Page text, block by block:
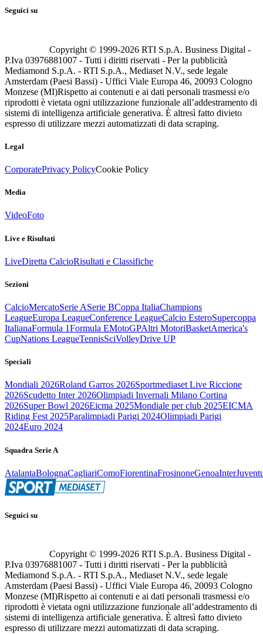
Seguici su
Copyright © 1999-2026 RTI S.p.A. Business Digital -
P.Iva 03976881007 - Tutti i diritti riservati - Per la pubblicità
Mediamond S.p.A. - RTI S.p.A., Mediaset N.V., sede legale
Amsterdam (Paesi Bassi) - Uffici Viale Europa 46, 20093 Cologno
Monzese (MI)Rispetto ai contenuti e ai dati personali trasmessi e/o
riprodotti è vietata ogni utilizzazione funzionale all’addestramento di
sistemi di intelligenza artificiale generativa. È altresì fatto divieto
espresso di utilizzare mezzi automatizzati di data scraping.
Legal
CorporatePrivacy PolicyCookie Policy
Media
VideoFoto
Live e Risultati
LiveDiretta CalcioRisultati e Classifiche
Sezioni
CalcioMercatoSerie ASerie BCoppa ItaliaChampions
LeagueEuropa LeagueConference LeagueCalcio EsteroSupercoppa
ItalianaFormula 1Formula EMotoGPAltri MotoriBasketAmerica's
CupNations LeagueTennisSciVolleyDrive UP
Speciali
Mondiali 2026Roland Garros 2026Sportmediaset Live Riccione
2026Scudetto Inter 2026Olimpiadi Invernali Milano Cortina
2026Super Bowl 2026Eicma 2025Mondiale per club 2025EICMA
Riding Fest 2025Paralimpiadi Parigi 2024Olimpiadi Parigi
2024Euro 2024
Squadra Serie A
AtalantaBolognaCagliariComoFiorentinaFrosinoneGenoaInter
Seguici su
Copyright © 1999-2026 RTI S.p.A. Business Digital -
P.Iva 03976881007 - Tutti i diritti riservati - Per la pubblicità
Mediamond S.p.A. - RTI S.p.A., Mediaset N.V., sede legale
Amsterdam (Paesi Bassi) - Uffici Viale Europa 46, 20093 Cologno
Monzese (MI)Rispetto ai contenuti e ai dati personali trasmessi e/o
riprodotti è vietata ogni utilizzazione funzionale all’addestramento di
sistemi di intelligenza artificiale generativa. È altresì fatto divieto
espresso di utilizzare mezzi automatizzati di data scraping.